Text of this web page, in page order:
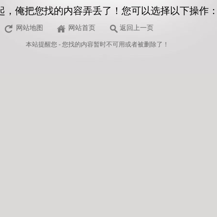
，俺把您找的内容弄丢了！您可以选择以下操作
网站地图 网站首页 返回上一页
本站提醒您 - 您找的内容暂时不可用或者被删除了！